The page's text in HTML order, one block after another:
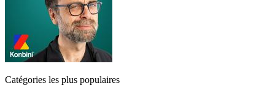
Catégories les plus populaires